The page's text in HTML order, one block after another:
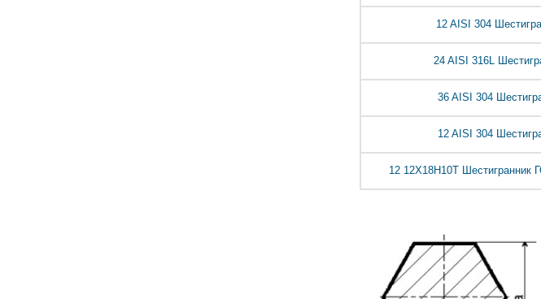
12 AISI 304
24 AISI 316L
36 AISI 304
12 AISI 304
12 12Х18Н10Т Шестигранник